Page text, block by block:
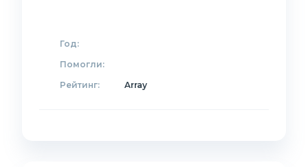
Год:
Помогли:
Рейтинг:
Array